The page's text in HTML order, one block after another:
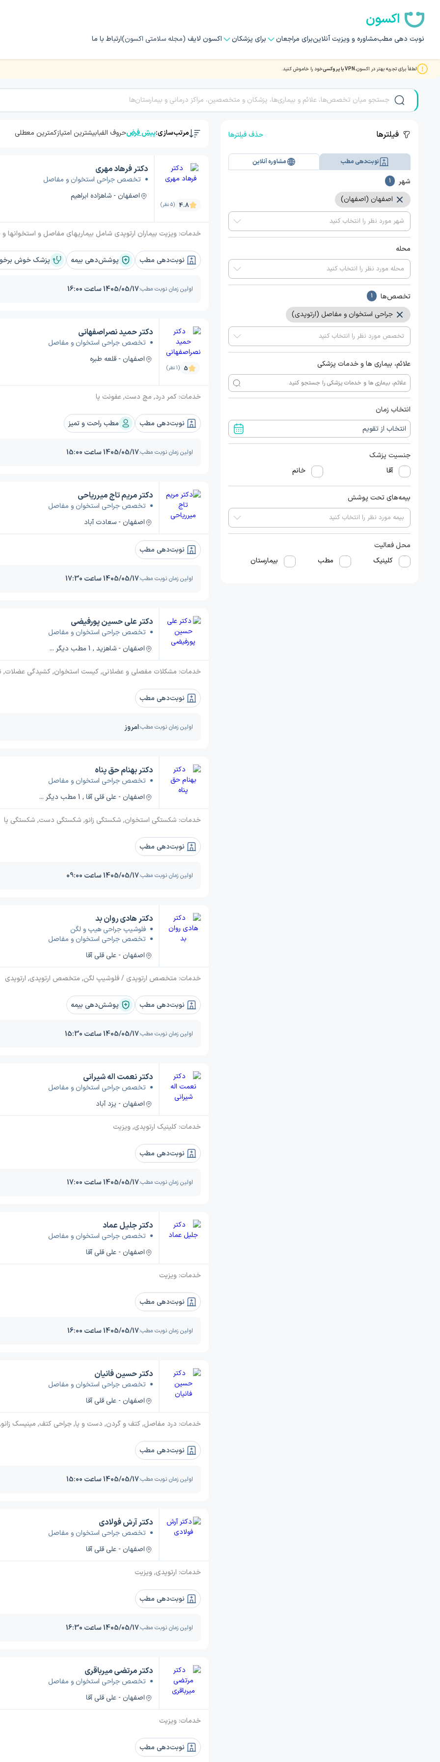
اکسون
نوبت دهی مطبمشاوره و ویزیت آنلاینبرای مراجعان برای پزشکان اکسون لایف (مجله سلامتی اکسون)ارتباط با ما
لطفاً برای تجربه بهتر در اکسون،VPN یا پروکسی خود را خاموش کنید.
نوبت دهی بهترین دکتر و متخصصان جراحی استخوان و مفاصل (ارتوپدی) در اصفهان
فیلترها حذف فیلترها
نوبت‌دهی مطب مشاوره آنلاین
شهر 1
اصفهان (اصفهان)
محله
تخصص‌ها 1
جراحی استخوان و مفاصل (ارتوپدی)
علائم، بیماری ها و خدمات پزشکی
انتخاب زمان
جنسیت پزشک
آقا
خانم
بیمه‌های تحت پوشش
محل فعالیت
کلینیک
مطب بیمارستان
مرتب‌سازی:پیش فرضحروف الفبابیشترین امتیازکمترین معطلی
4.8 (5 نظر)
دکتر فرهاد مهری
تخصص جراحی استخوان و مفاصل
اصفهان - شاهزاده ابراهیم
خدمات: ویزیت بیماران ارتوپدی شامل بیماریهای مفاصل و استخوانها و ضربدیدگیها شکستگیها و بیماریهای
پوشش‌دهی بیمه پزشک خوش نوبت‌دهی مطب
اولین زمان نوبت مطب:1405/05/17 ساعت 16:00
5 (1 نظر)
دکتر حمید نصراصفهانی
تخصص جراحی استخوان و مفاصل
اصفهان - قلعه طبره
خدمات: کمر درد, مچ دست, عفونت پا
مطب راحت و تمیز نوبت‌دهی مطب
اولین زمان نوبت مطب:1405/05/17 ساعت 15:00
دکتر مریم تاج میرریاحی
تخصص جراحی استخوان و مفاصل
اصفهان - سعادت آباد
نوبت‌دهی مطب
اولین زمان نوبت مطب:1405/05/17 ساعت 17:30
دکتر علی حسین پورفیضی
تخصص جراحی استخوان و مفاصل
اصفهان - شاهزید , 1 مطب دیگر ...
خدمات: مشکلات مفصلی و عضلانی, کیست استخوان, کشیدگی عضلات, نوار عصب و عضله, کمر درد, ضعف عضلانی, دیستروفی عضلانی, گرفتگی عضلات و اسپاسم عضلانی, تومورهای استخوانی، عضلانی و اسکلتی, پارگی عضلات و کشیدگی ساق,
نوبت‌دهی مطب
اولین زمان نوبت مطب:امروز
دکتر بهنام حق پناه
تخصص جراحی استخوان و مفاصل
اصفهان - علی قلی آقا , 1 مطب دیگر ...
خدمات: شکستگی استخوان, شکستگی زانو, شکستگی دست, شکستگی پا
نوبت‌دهی مطب
اولین زمان نوبت مطب:1405/05/17 ساعت 09:00
دکتر هادی روان بد
فلوشیپ جراحی هیپ و لگن
تخصص جراحی استخوان و مفاصل
اصفهان - علی قلی آقا
خدمات: متخصص ارتوپدی / فلوشیپ لگن, متخصص ارتوپدی, ارتوپدی
پوشش‌دهی بیمه نوبت‌دهی مطب
اولین زمان نوبت مطب:1405/05/17 ساعت 15:30
دکتر نعمت اله شیرانی
تخصص جراحی استخوان و مفاصل
اصفهان - یزد آباد
خدمات: کلینیک ارتوپدی, ویزیت
نوبت‌دهی مطب
اولین زمان نوبت مطب:1405/05/17 ساعت 17:00
دکتر جلیل عماد
تخصص جراحی استخوان و مفاصل
اصفهان - علی قلی آقا
خدمات: ویزیت
نوبت‌دهی مطب
اولین زمان نوبت مطب:1405/05/17 ساعت 16:00
دکتر حسین فانیان
تخصص جراحی استخوان و مفاصل
اصفهان - علی قلی آقا
خدمات: درد مفاصل, کتف و گردن, دست و پا, جراحی کتف, مینیسک زانو, پاشنه, پارگی مینیسک, مچ پا, ورم مفاصل, درد پاشنه, مفاصل و زانو, استخوان و مفاصل,
نوبت‌دهی مطب
اولین زمان نوبت مطب:1405/05/17 ساعت 15:00
دکتر آرش فولادی
تخصص جراحی استخوان و مفاصل
اصفهان - علی قلی آقا
خدمات: ارتوپدی, ویزیت
نوبت‌دهی مطب
اولین زمان نوبت مطب:1405/05/17 ساعت 16:30
دکتر مرتضی میرباقری
تخصص جراحی استخوان و مفاصل
اصفهان - علی قلی آقا
خدمات: ویزیت
نوبت‌دهی مطب